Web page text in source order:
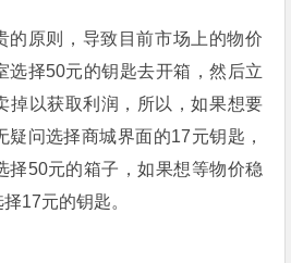
的原则，导致目前市场上的物价
选择50元的钥匙去开箱，然后立
掉以获取利润，所以，如果想要
疑问选择商城界面的17元钥匙，
择50元的箱子，如果想等物价稳
17元的钥匙。